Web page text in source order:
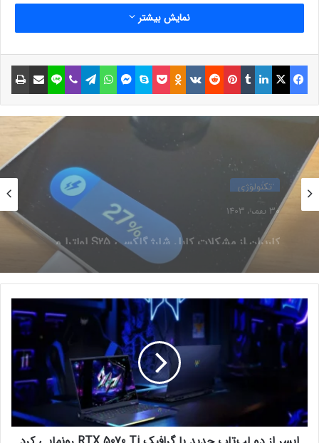
ایلان ماسک حالا بهترین بازیکن
Diablo 4 در جهان است [تماشا
کنید]
تاثیرات اعمال تعرفه‌ها بر روی شرکت TSMC
بر اساس گزارش «Commercial Times»، شرکت TSMC احتمالاً
امسال قیمت ویفرهای پیشرفته خود را تا 15 درصد افزایش خواهد
داد. افزایش هزینه‌های تولید و تعرفه‌های احتمالی ایالات متحده از
عوامل اصلی این تصمیم هستند. پیش‌تر، تحلیلگران انتظار داشتند
که قیمت ویفرها در سال 2025 تنها 5 تا 10 درصد افزایش یابد، اما
نمایش بیشتر
فیسبوک ایکس لینکداین تامبلر پینتریست Reddit
VKontakte
Odnoklassniki پاکت اسکایپ مسنجر واتس آپ تلگرام وایبر لاین اشتراک گذاری با ایمیل
تکنولوژی
30 بهمن 1403
کاربران از مشکلات کابل شارژ گلکسی S25 اولترا و
پلاس خبر می‌دهند
تکنولوژی
30 بهمن 1403
کاربران از مشکلات کابل شارژ گلکسی S25 اولترا و
پلاس خبر می‌دهند
ا
ی
س
ر
و
ل